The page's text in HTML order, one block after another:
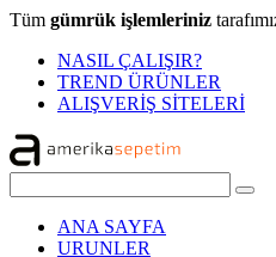
Tüm gümrük işlemleriniz
NASIL ÇALIŞIR?
TREND ÜRÜNLER
ALIŞVERİŞ SİTELERİ
ANA SAYFA
URUNLER